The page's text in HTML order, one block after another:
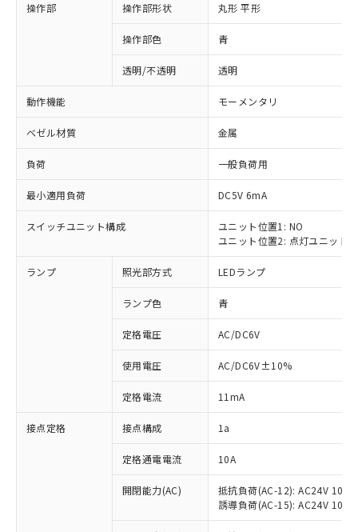
操作部 操作部形状 丸形 平形
操作部色 青
透明/不透明 透明
動作機能 モーメンタリ
ベゼル材質 金属
負荷 一般負荷用
最小適用負荷 DC5V 6mA
スイッチユニット構成
ユニット位置1: NO
ユニット位置2: 点灯ユニット
ランプ 照光部方式 LEDランプ
ランプ色 青
定格電圧 AC/DC6V
使用電圧 AC/DC6V±10%
定格電流 11mA
接点定格 接点構成 1a
定格通電電流 10A
開閉能力(AC)
抵抗負荷(AC-12): AC24V 10A/
誘導負荷(AC-15): AC24V
以下の条件をお読みいただき、同意のうえ
本サービスは、当社制御機器事業取扱
商品の当社在庫状況および標準価格
(税抜)を提供させていただくもので
当社制御機器事業取扱商品の中には、
本サービスの対象外となる商品もある
非含有に対応した製品が提供可能な商品で
対応予定：EU RoHS指令（10物質）の非含
有に対応した製品に切り替える予定のある
対応予定なし：EU RoHS指令（10物質）の
非含有に非対応の商品で、対応品を出す予
調査・確認中：EU RoHS指令（10物質）の
非含有の対応状況を調査中または確認中の
非該当品：ライセンス料など無形物で、有
害物質有無と関係のない商品です。
仕入先様の事情により、非含有部品として
「○」：最大均質材料含有率が中国RoHSの
基準値以下であることを示します。
「×」：最大均質材料含有率が中国RoHSの